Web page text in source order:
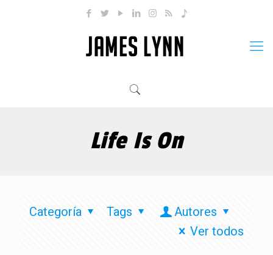
Life Is On
Categoría Tags
Autores
Ver todos